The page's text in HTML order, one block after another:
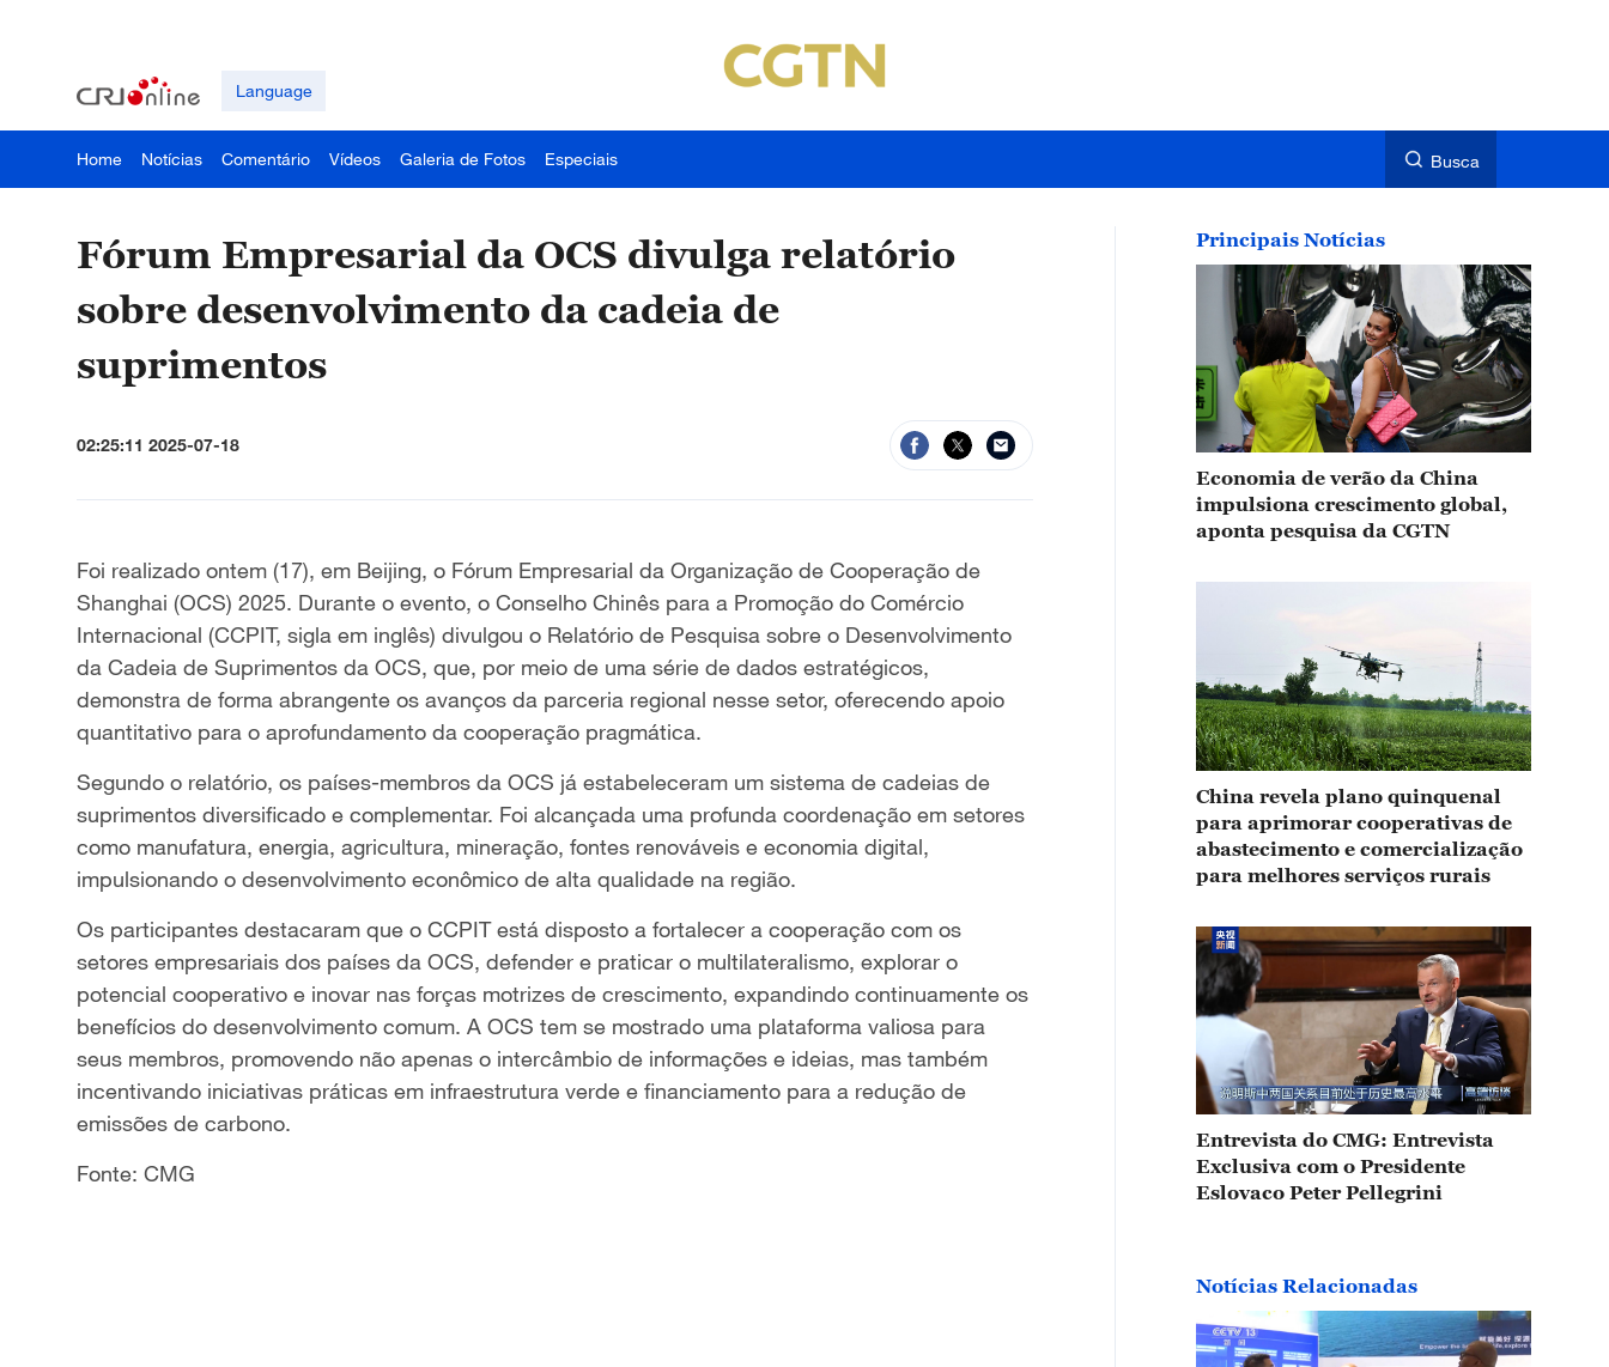
Language
Home Notícias Comentário Vídeos Galeria de Fotos Especiais Busca
Fórum Empresarial da OCS divulga relatório
sobre desenvolvimento da cadeia de
suprimentos
02:25:11 2025-07-18
Foi realizado ontem (17), em Beijing, o Fórum Empresarial da Organização de Cooperação de
Shanghai (OCS) 2025. Durante o evento, o Conselho Chinês para a Promoção do Comércio
Internacional (CCPIT, sigla em inglês) divulgou o Relatório de Pesquisa sobre o Desenvolvimento
da Cadeia de Suprimentos da OCS, que, por meio de uma série de dados estratégicos,
demonstra de forma abrangente os avanços da parceria regional nesse setor, oferecendo apoio
quantitativo para o aprofundamento da cooperação pragmática.
Segundo o relatório, os países-membros da OCS já estabeleceram um sistema de cadeias de
suprimentos diversificado e complementar. Foi alcançada uma profunda coordenação em setores
como manufatura, energia, agricultura, mineração, fontes renováveis e economia digital,
impulsionando o desenvolvimento econômico de alta qualidade na região.
Os participantes destacaram que o CCPIT está disposto a fortalecer a cooperação com os
setores empresariais dos países da OCS, defender e praticar o multilateralismo, explorar o
potencial cooperativo e inovar nas forças motrizes de crescimento, expandindo continuamente os
benefícios do desenvolvimento comum. A OCS tem se mostrado uma plataforma valiosa para
seus membros, promovendo não apenas o intercâmbio de informações e ideias, mas também
incentivando iniciativas práticas em infraestrutura verde e financiamento para a redução de
emissões de carbono.
Fonte: CMG
Principais Notícias
Economia de verão da China
impulsiona crescimento global,
aponta pesquisa da CGTN
China revela plano quinquenal
para aprimorar cooperativas de
abastecimento e comercialização
para melhores serviços rurais
Entrevista do CMG: Entrevista
Exclusiva com o Presidente
Eslovaco Peter Pellegrini
Notícias Relacionadas